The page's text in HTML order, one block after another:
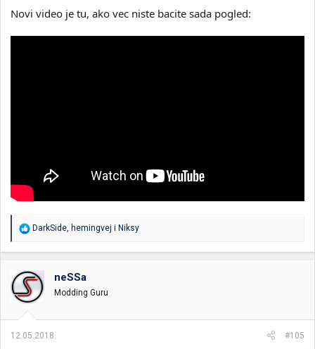
Novi video je tu, ako vec niste bacite sada pogled:
R
a
o
v
a
:
DarkSide, hemingvej i Niksy
neSSa
Modding Guru
12.05.2018. #105